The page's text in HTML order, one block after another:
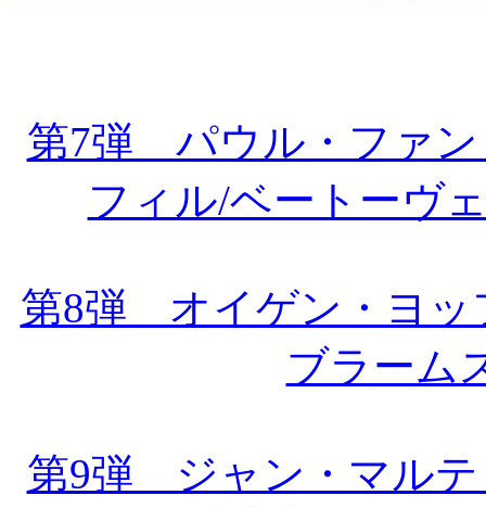
第7弾 パウル・ファン
フィル/ベートーヴ
第8弾 オイゲン・ヨッ
ブラーム
第9弾 ジャン・マルテ